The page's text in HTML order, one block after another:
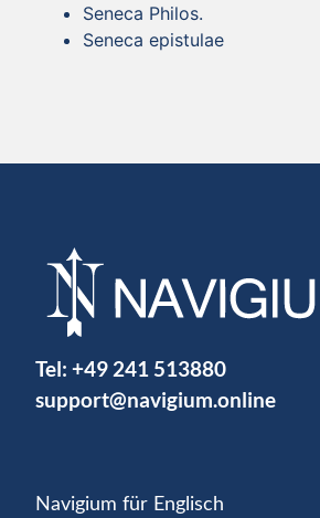
Seneca Philos.
Seneca epistulae
Tel: +49 241 513880
support@navigium.online
Navigium für Englisch